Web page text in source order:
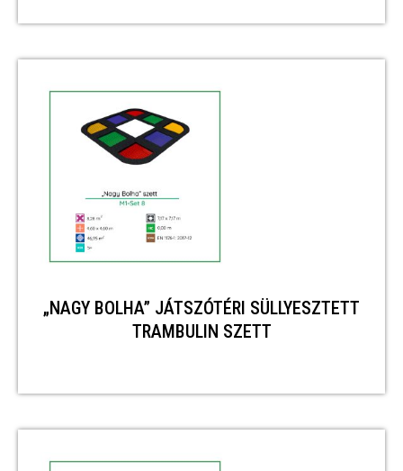
„NAGY BOLHA” JÁTSZÓTÉRI SÜLLYESZTETT
TRAMBULIN SZETT